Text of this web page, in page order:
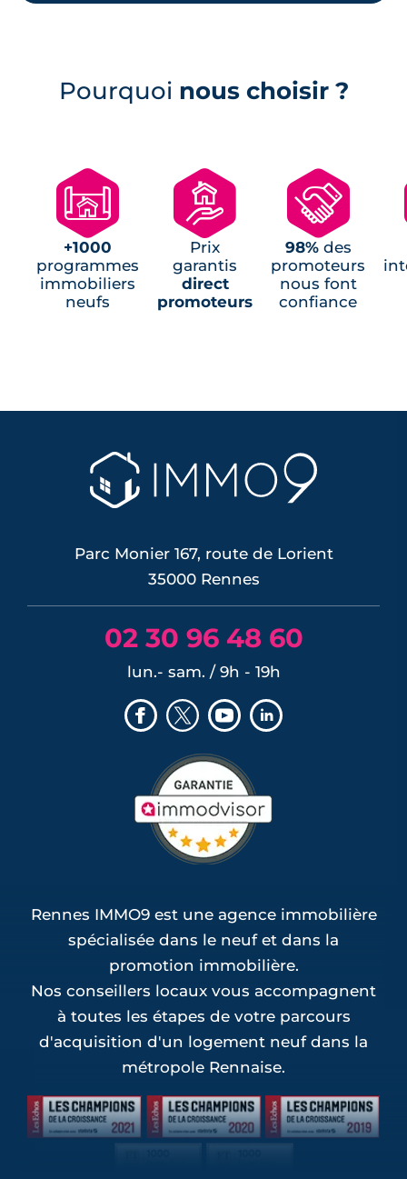
Programmes Jeanbrun Saint-Gilles (1)
Pourquoi nous choisir ?
🗺
+1000
programmes
immobiliers
neufs
🏘
Prix
garantis
direct
promoteurs
🤝
98%des
promoteurs
nous font
confiance
Parc Monier 167, route de Lorient
35000 Rennes
02 30 96 48 60
lun.- sam. / 9h - 19h
Rennes IMMO9 est une agence immobilière
spécialisée dans le neuf et dans la
promotion immobilière.
Nos conseillers locaux vous accompagnent
à toutes les étapes de votre parcours
d'acquisition d'un logement neuf dans la
métropole Rennaise.